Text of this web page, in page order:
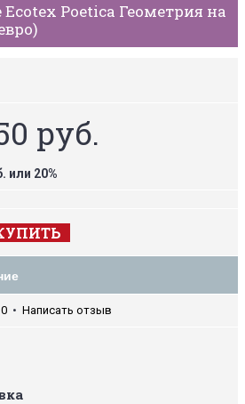
Ecotex Poetica Геометрия на
руб.
или 20%
• Написать отзыв